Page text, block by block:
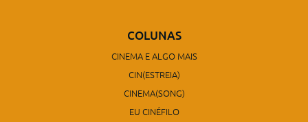
COLUNAS
CINEMA E ALGO MAIS
CIN(ESTREIA)
CINEMA(SONG)
EU CINÉFILO